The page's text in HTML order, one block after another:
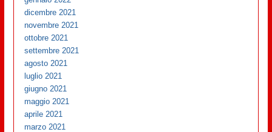
dicembre 2021
novembre 2021
ottobre 2021
settembre 2021
agosto 2021
luglio 2021
giugno 2021
maggio 2021
aprile 2021
marzo 2021